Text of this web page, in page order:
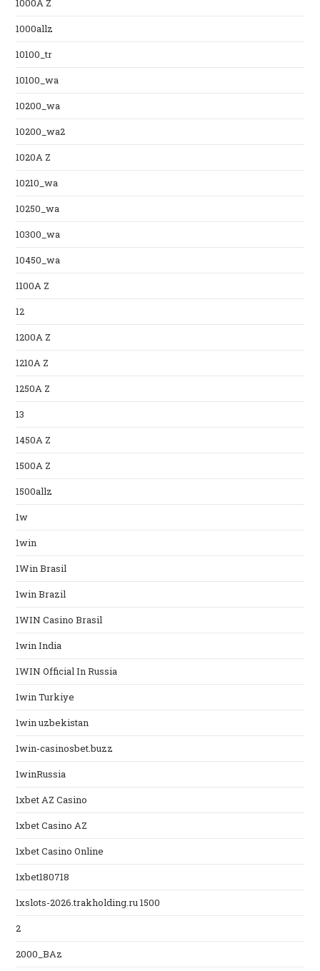
1000A Z
1000allz
10100_tr
10100_wa
10200_wa
10200_wa2
1020A Z
10210_wa
10250_wa
10300_wa
10450_wa
1100A Z
12
1200A Z
1210A Z
1250A Z
13
1450A Z
1500A Z
1500allz
1w
1win
1Win Brasil
1win Brazil
1WIN Casino Brasil
1win India
1WIN Official In Russia
1win Turkiye
1win uzbekistan
1win-casinosbet.buzz
1winRussia
1xbet AZ Casino
1xbet Casino AZ
1xbet Casino Online
1xbet180718
1xslots-2026.trakholding.ru 1500
2
2000_BAz